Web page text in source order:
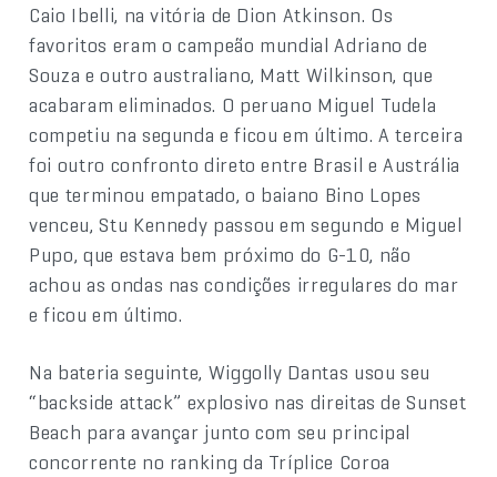
Caio Ibelli, na vitória de Dion Atkinson. Os
favoritos eram o campeão mundial Adriano de
Souza e outro australiano, Matt Wilkinson, que
acabaram eliminados. O peruano Miguel Tudela
competiu na segunda e ficou em último. A terceira
foi outro confronto direto entre Brasil e Austrália
que terminou empatado, o baiano Bino Lopes
venceu, Stu Kennedy passou em segundo e Miguel
Pupo, que estava bem próximo do G-10, não
achou as ondas nas condições irregulares do mar
e ficou em último.
Na bateria seguinte, Wiggolly Dantas usou seu
“backside attack” explosivo nas direitas de Sunset
Beach para avançar junto com seu principal
concorrente no ranking da Tríplice Coroa